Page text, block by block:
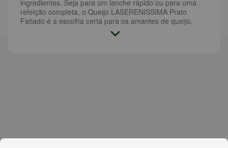
ingredientes. Seja para um lanche rápido ou para uma
refeição completa, o Queijo LASERENISSIMA Prato
Fatiado é a escolha certa para os amantes de queijo.